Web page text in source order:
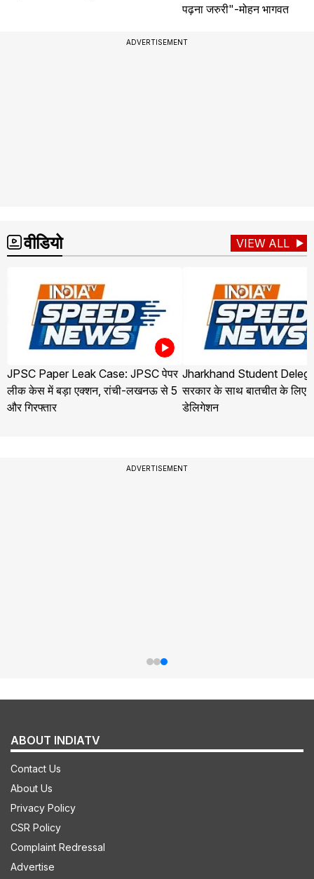
पढ़ना जरुरी"-मोहन भागवत
ADVERTISEMENT
वीडियो VIEW ALL
JPSC Paper Leak Case: JPSC पेपर
लीक केस में बड़ा एक्शन, रांची-लखनऊ से 5
और गिरफ्तार
Jharkhand Student
सरकार के साथ बातचीत के लिए
डेलिगेशन
ADVERTISEMENT
ABOUT INDIATV
Contact Us
About Us
Privacy Policy
CSR Policy
Complaint Redressal
Advertise